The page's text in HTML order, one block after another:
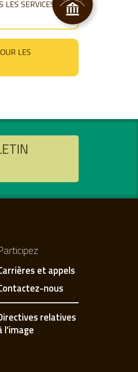
SERVICES
LES
et appels
nous
relatives
l'image